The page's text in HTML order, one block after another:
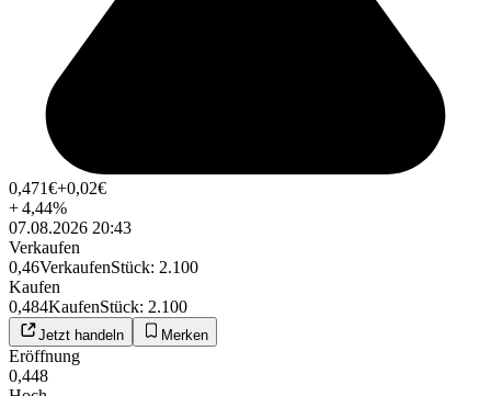
0,471€+0,02€
+4,44%
07.08.2026 20:43
Verkaufen
0,46VerkaufenStück: 2.100
Kaufen
0,484KaufenStück: 2.100
Jetzt handeln Merken
Eröffnung
0,448